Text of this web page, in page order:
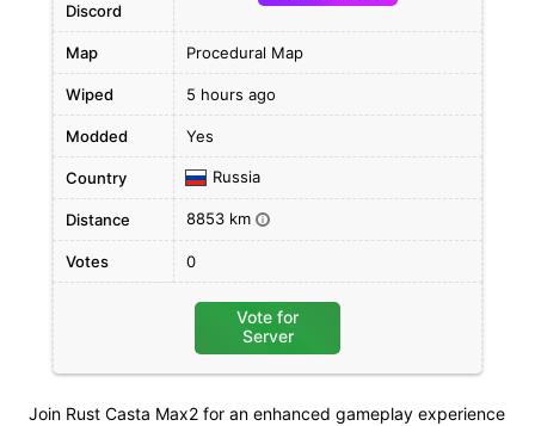
Join Rust Casta Max2 for an enhanced gameplay experience
Discord
Map Procedural Map
Wiped 5 hours ago
Modded Yes
Country Russia
Distance 8853 km i
Votes 0
Vote for
Server